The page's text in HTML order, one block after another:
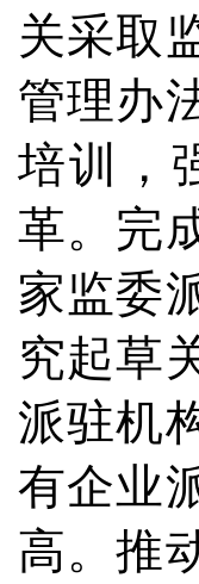
关采取
管理办
培训，
革。完
家监委
究起草
派驻机
有企业
高。推